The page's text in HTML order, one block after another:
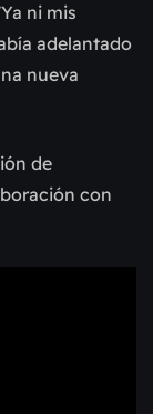
ni mis
adelantado
nueva
de
con